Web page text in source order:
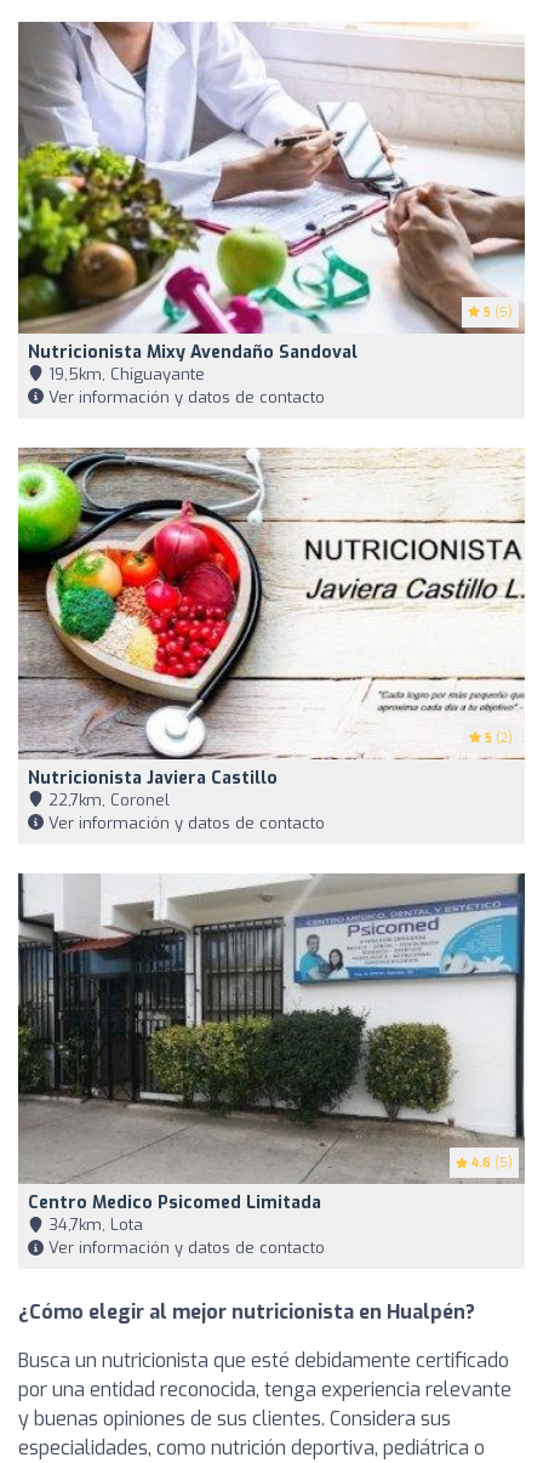
5 (5)
Nutricionista Mixy Avendaño Sandoval
19,5km, Chiguayante
Ver información y datos de contacto
5 (2)
Nutricionista Javiera Castillo
22,7km, Coronel
Ver información y datos de contacto
4.6 (5)
Centro Medico Psicomed Limitada
34,7km, Lota
Ver información y datos de contacto
¿Cómo elegir al mejor nutricionista en Hualpén?
Busca un nutricionista que esté debidamente certificado
por una entidad reconocida, tenga experiencia relevante
y buenas opiniones de sus clientes. Considera sus
especialidades, como nutrición deportiva, pediátrica o